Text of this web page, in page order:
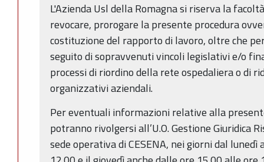
L'Azienda Usl della Romagna si riserva la
revocare, prorogare la presente procedura
costituzione del rapporto di lavoro, oltre che
seguito di sopravvenuti vincoli legislativi e/o
processi di riordino della rete ospedaliera o di
organizzativi aziendali.
Per eventuali informazioni relative alla
potranno rivolgersi all’U.O. Gestione Giuridica
sede operativa di CESENA, nei giorni dal